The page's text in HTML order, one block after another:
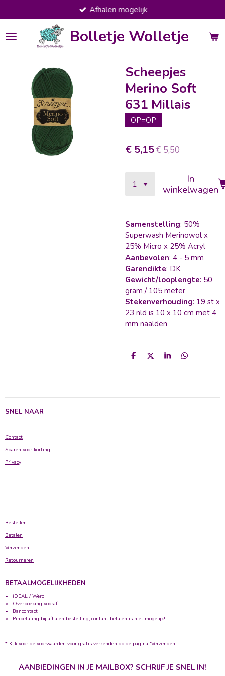
direct
naar
de
Bolletje Wolletje
Afhalen mogelijk
Scheepjes
Merino Soft
631 Millais
OP=OP
€ 5,15€ 5,50
In
winkelwagen
Samenstelling: 50%
Superwash Merinowol x
25% Micro x 25% Acryl
Aanbevolen: 4 - 5 mm
Garendikte: DK
Gewicht/looplengte: 50
gram / 105 meter
Stekenverhouding: 19 st x
23 nld is 10 x 10 cm met 4
mm naalden
D
D
S
D
SNEL NAAR
Contact
Sparen voor korting
Privacy
Bestellen
Betalen
Verzenden
Retourneren
BETAALMOGELIJKHEDEN
iDEAL / Wero
Overboeking vooraf
Bancontact
Pinbetaling bij afhalen bestelling, contant betalen is niet mogelijk!
* Kijk voor de voorwaarden voor gratis verzenden op de pagina 'Verzenden'
AANBIEDINGEN IN JE MAILBOX? SCHRIJF JE SNEL IN!